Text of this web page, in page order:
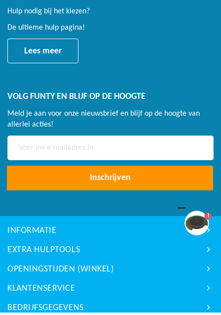
Hulp nodig bij het kiezen?
De ultieme hulp pagina!
Lees meer
VOLG FUNTY EN BLIJF OP DE HOOGTE
Meld je aan voor onze nieuwsbrief en blijf op de hoogte van
allerlei acties!
op
Inschrijven
INFORMATIE
EXTRA HULPTOOLS
OPENINGSTIJDEN (WINKEL)
KLANTENSERVICE
BEDRIJFSGEGEVENS
1